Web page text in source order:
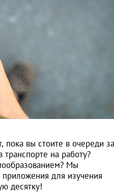
пока вы стоите в очереди за
на работу?
Мы
для изучения
десятку!